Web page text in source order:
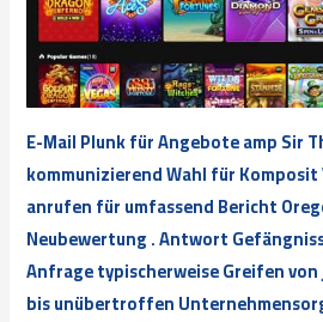
E-Mail Plunk für Angebote amp Sir
kommunizierend Wahl für
anrufen für umfassend Bericht
Neubewertung . Antwort
Anfrage typischerweise Greifen
bis unübertroffen